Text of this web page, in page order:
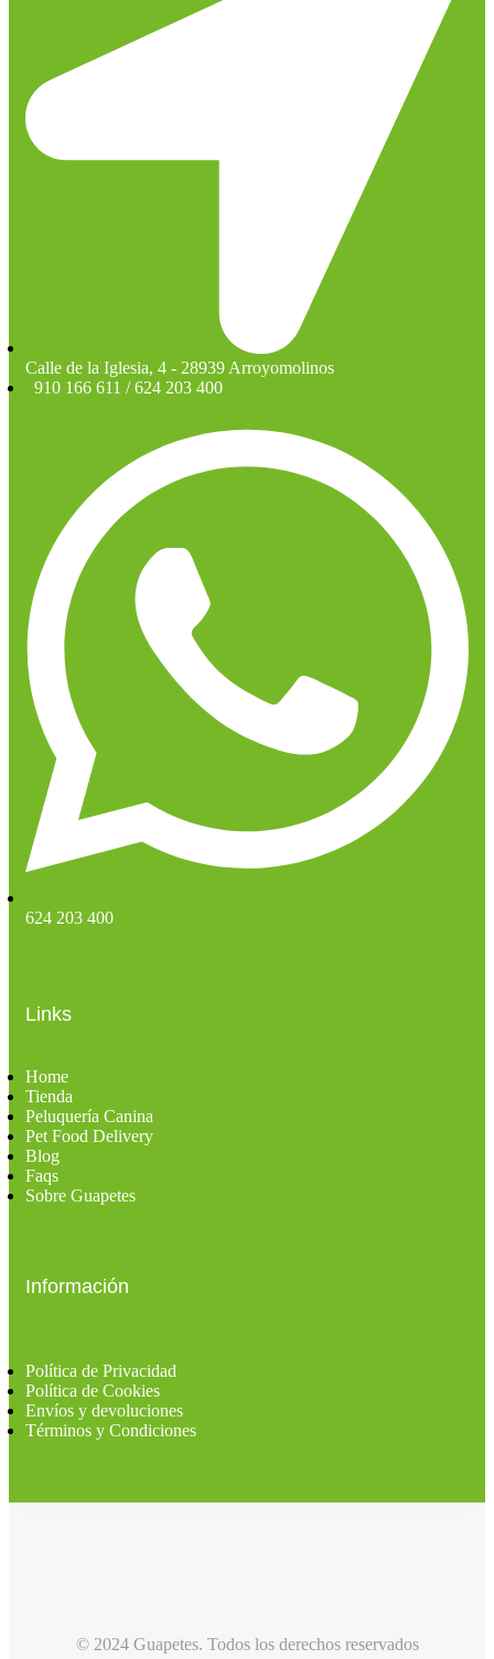
Calle de la Iglesia, 4 - 28939 Arroyomolinos
910 166 611 / 624 203 400
624 203 400
Links
Home
Tienda
Peluquería Canina
Pet Food Delivery
Blog
Faqs
Sobre Guapetes
Información
Política de Privacidad
Política de Cookies
Envíos y devoluciones
Términos y Condiciones
© 2024 Guapetes. Todos los derechos reservados